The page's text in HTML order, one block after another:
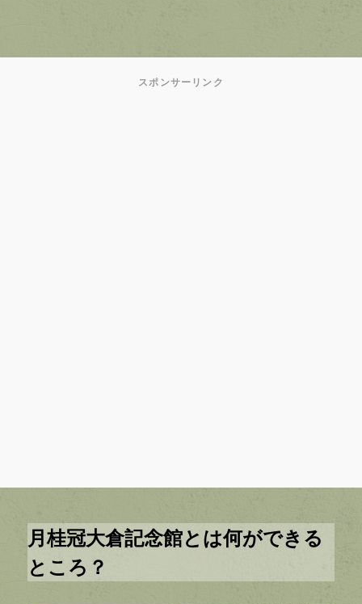
スポンサーリンク
月桂冠大倉記念館とは何ができる
ところ？